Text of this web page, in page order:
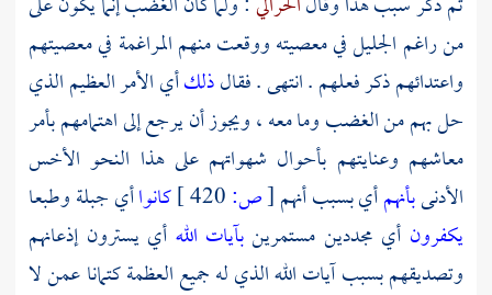
من راغم الجليل في معصيته ووقعت منهم المراغمة في معصيتهم
واعتدائهم ذكر فعلهم . انتهى . فقالذلكأي الأمر العظيم الذي
حل بهم من الغضب وما معه ، ويجوز أن يرجع إلى اهتمامهم بأمر
معاشهم وعنايتهم بأحوال شهواتهم على هذا النحو الأخس
الأدنىبأنهمأي بسبب أنهم[ص: كانواأي جبلة وطبعا
يكفرون أي مجددين مستمرينبآيات الله أي يسترون إذعانهم
وتصديقهم بسبب آيات الله الذي له جميع العظمة كتمانا عمن لا